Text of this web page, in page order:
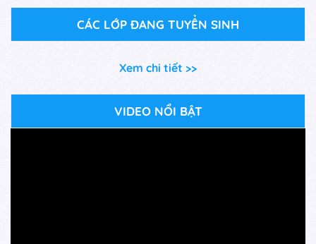
CÁC LỚP ĐANG TUYỂN SINH
Xem chi tiết >>
VIDEO NỔI BẬT